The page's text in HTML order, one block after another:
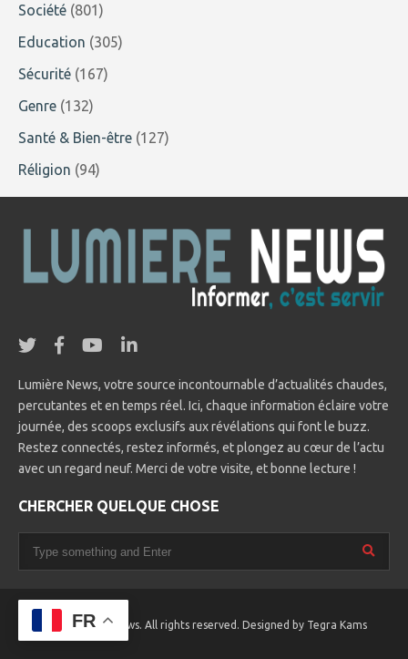
Société (801)
Education (305)
Sécurité (167)
Genre (132)
Santé & Bien-être (127)
Réligion (94)
Lumière News, votre source incontournable d’actualités chaudes,
percutantes et en temps réel. Ici, chaque information éclaire votre
journée, des scoops exclusifs aux révélations qui font le buzz.
Restez connectés, restez informés, et plongez au cœur de l’actu
avec un regard neuf. Merci de votre visite, et bonne lecture !
CHERCHER QUELQUE CHOSE
© 2025 Lumière News. All rights reserved. Designed by Tegra Kams
FR